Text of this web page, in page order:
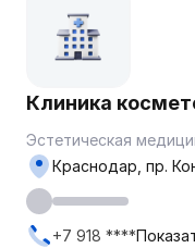
Клиника
Эстетическая
Краснодар, пр.
+7 918 ****